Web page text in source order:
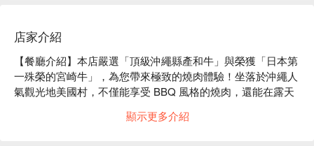
店家介紹
【餐廳介紹】本店嚴選「頂級沖繩縣產和牛」與榮獲「日本第
一殊榮的宮崎牛」，為您帶來極致的燒肉體驗！坐落於沖繩人
氣觀光地美國村，不僅能享受 BBQ 風格的燒肉，還能在露天
【招牌菜色】宮崎牛燒肉、沖繩蕎麥麵
顯示更多介紹